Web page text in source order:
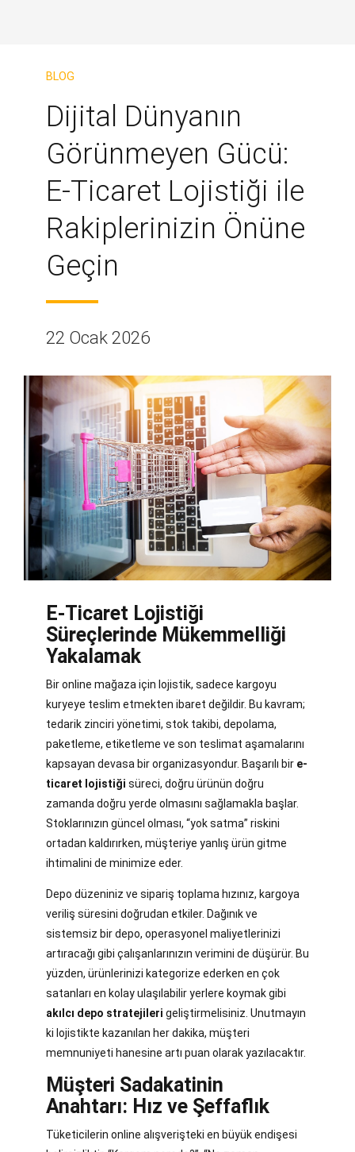
BLOG
Dijital Dünyanın
Görünmeyen Gücü:
E-Ticaret Lojistiği ile
Rakiplerinizin Önüne
Geçin
22 Ocak 2026
E-Ticaret Lojistiği
Süreçlerinde Mükemmelliği
Yakalamak
Bir online mağaza için lojistik, sadece kargoyu
kuryeye teslim etmekten ibaret değildir. Bu kavram;
tedarik zinciri yönetimi, stok takibi, depolama,
paketleme, etiketleme ve son teslimat aşamalarını
kapsayan devasa bir organizasyondur. Başarılı bir e-
ticaret lojistiği süreci, doğru ürünün doğru
zamanda doğru yerde olmasını sağlamakla başlar.
Stoklarınızın güncel olması, “yok satma” riskini
ortadan kaldırırken, müşteriye yanlış ürün gitme
ihtimalini de minimize eder.
Depo düzeniniz ve sipariş toplama hızınız, kargoya
veriliş süresini doğrudan etkiler. Dağınık ve
sistemsiz bir depo, operasyonel maliyetlerinizi
artıracağı gibi çalışanlarınızın verimini de düşürür. Bu
yüzden, ürünlerinizi kategorize ederken en çok
satanları en kolay ulaşılabilir yerlere koymak gibi
akılcı depo stratejileri geliştirmelisiniz. Unutmayın
ki lojistikte kazanılan her dakika, müşteri
memnuniyeti hanesine artı puan olarak yazılacaktır.
Müşteri Sadakatinin
Anahtarı: Hız ve Şeffaflık
Tüketicilerin online alışverişteki en büyük endişesi